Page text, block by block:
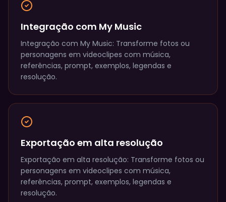
Integração com My Music
Integração com My Music: Transforme fotos ou
personagens em videoclipes com música,
referências, prompt, exemplos, legendas e
resolução.
Exportação em alta resolução
Exportação em alta resolução: Transforme fotos ou
personagens em videoclipes com música,
referências, prompt, exemplos, legendas e
resolução.